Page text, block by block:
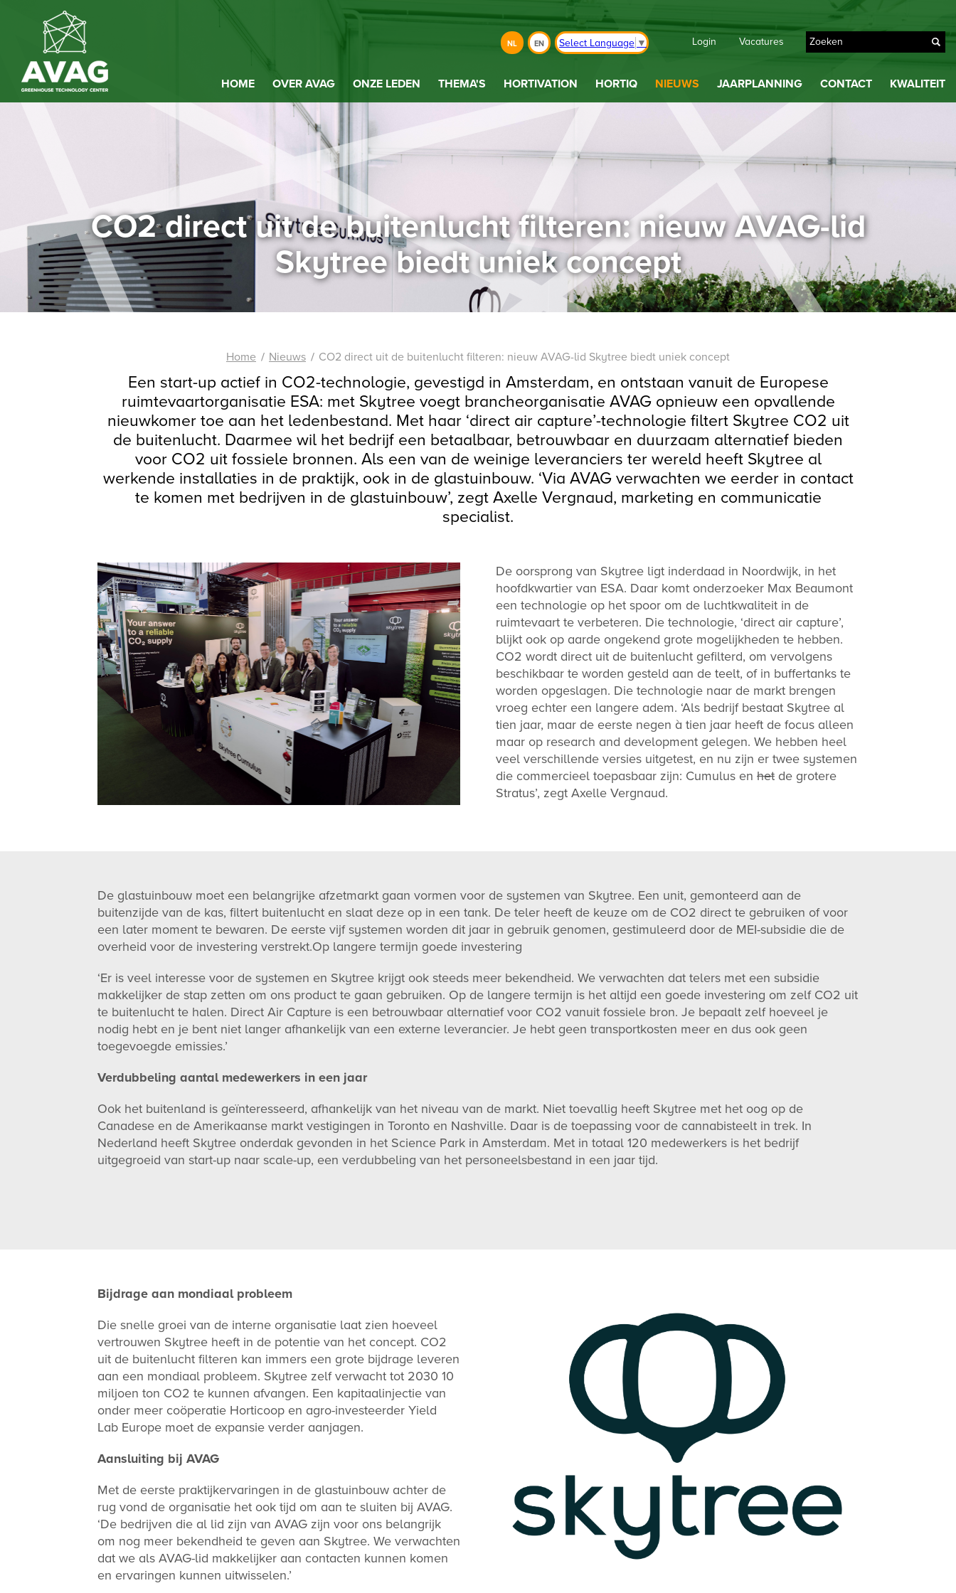
NL EN Select Language ▼ Login Vacatures
HOME OVER AVAG ONZE LEDEN THEMA'S HORTIVATION HORTIQ NIEUWS JAARPLANNING CONTACT KWALITEIT
CO2 direct uit de buitenlucht filteren: nieuw AVAG-lid
Skytree biedt uniek concept
Home Nieuws CO2 direct uit de buitenlucht filteren: nieuw AVAG-lid Skytree biedt uniek concept
Een start-up actief in CO2-technologie, gevestigd in Amsterdam, en ontstaan vanuit de Europese
ruimtevaartorganisatie ESA: met Skytree voegt brancheorganisatie AVAG opnieuw een opvallende
nieuwkomer toe aan het ledenbestand. Met haar ‘direct air capture’-technologie filtert Skytree CO2 uit
de buitenlucht. Daarmee wil het bedrijf een betaalbaar, betrouwbaar en duurzaam alternatief bieden
voor CO2 uit fossiele bronnen. Als een van de weinige leveranciers ter wereld heeft Skytree al
werkende installaties in de praktijk, ook in de glastuinbouw. ‘Via AVAG verwachten we eerder in contact
te komen met bedrijven in de glastuinbouw’, zegt Axelle Vergnaud, marketing en communicatie
specialist.
De oorsprong van Skytree ligt inderdaad in Noordwijk, in het
hoofdkwartier van ESA. Daar komt onderzoeker Max Beaumont
een technologie op het spoor om de luchtkwaliteit in de
ruimtevaart te verbeteren. Die technologie, ‘direct air capture’,
blijkt ook op aarde ongekend grote mogelijkheden te hebben.
CO2 wordt direct uit de buitenlucht gefilterd, om vervolgens
beschikbaar te worden gesteld aan de teelt, of in buffertanks te
worden opgeslagen. Die technologie naar de markt brengen
vroeg echter een langere adem. ‘Als bedrijf bestaat Skytree al
tien jaar, maar de eerste negen à tien jaar heeft de focus alleen
maar op research and development gelegen. We hebben heel
veel verschillende versies uitgetest, en nu zijn er twee systemen
die commercieel toepasbaar zijn: Cumulus en het de grotere
Stratus’, zegt Axelle Vergnaud.
De glastuinbouw moet een belangrijke afzetmarkt gaan vormen voor de systemen van Skytree. Een unit, gemonteerd aan de
buitenzijde van de kas, filtert buitenlucht en slaat deze op in een tank. De teler heeft de keuze om de CO2 direct te gebruiken of voor
een later moment te bewaren. De eerste vijf systemen worden dit jaar in gebruik genomen, gestimuleerd door de MEI-subsidie die de
overheid voor de investering verstrekt.Op langere termijn goede investering
‘Er is veel interesse voor de systemen en Skytree krijgt ook steeds meer bekendheid. We verwachten dat telers met een subsidie
makkelijker de stap zetten om ons product te gaan gebruiken. Op de langere termijn is het altijd een goede investering om zelf CO2 uit
te buitenlucht te halen. Direct Air Capture is een betrouwbaar alternatief voor CO2 vanuit fossiele bron. Je bepaalt zelf hoeveel je
nodig hebt en je bent niet langer afhankelijk van een externe leverancier. Je hebt geen transportkosten meer en dus ook geen
toegevoegde emissies.’
Verdubbeling aantal medewerkers in een jaar
Ook het buitenland is geïnteresseerd, afhankelijk van het niveau van de markt. Niet toevallig heeft Skytree met het oog op de
Canadese en de Amerikaanse markt vestigingen in Toronto en Nashville. Daar is de toepassing voor de cannabisteelt in trek. In
Nederland heeft Skytree onderdak gevonden in het Science Park in Amsterdam. Met in totaal 120 medewerkers is het bedrijf
uitgegroeid van start-up naar scale-up, een verdubbeling van het personeelsbestand in een jaar tijd.
Bijdrage aan mondiaal probleem
Die snelle groei van de interne organisatie laat zien hoeveel
vertrouwen Skytree heeft in de potentie van het concept. CO2
uit de buitenlucht filteren kan immers een grote bijdrage leveren
aan een mondiaal probleem. Skytree zelf verwacht tot 2030 10
miljoen ton CO2 te kunnen afvangen. Een kapitaalinjectie van
onder meer coöperatie Horticoop en agro-investeerder Yield
Lab Europe moet de expansie verder aanjagen.
Aansluiting bij AVAG
Met de eerste praktijkervaringen in de glastuinbouw achter de
rug vond de organisatie het ook tijd om aan te sluiten bij AVAG.
‘De bedrijven die al lid zijn van AVAG zijn voor ons belangrijk
om nog meer bekendheid te geven aan Skytree. We verwachten
dat we als AVAG-lid makkelijker aan contacten kunnen komen
en ervaringen kunnen uitwisselen.’